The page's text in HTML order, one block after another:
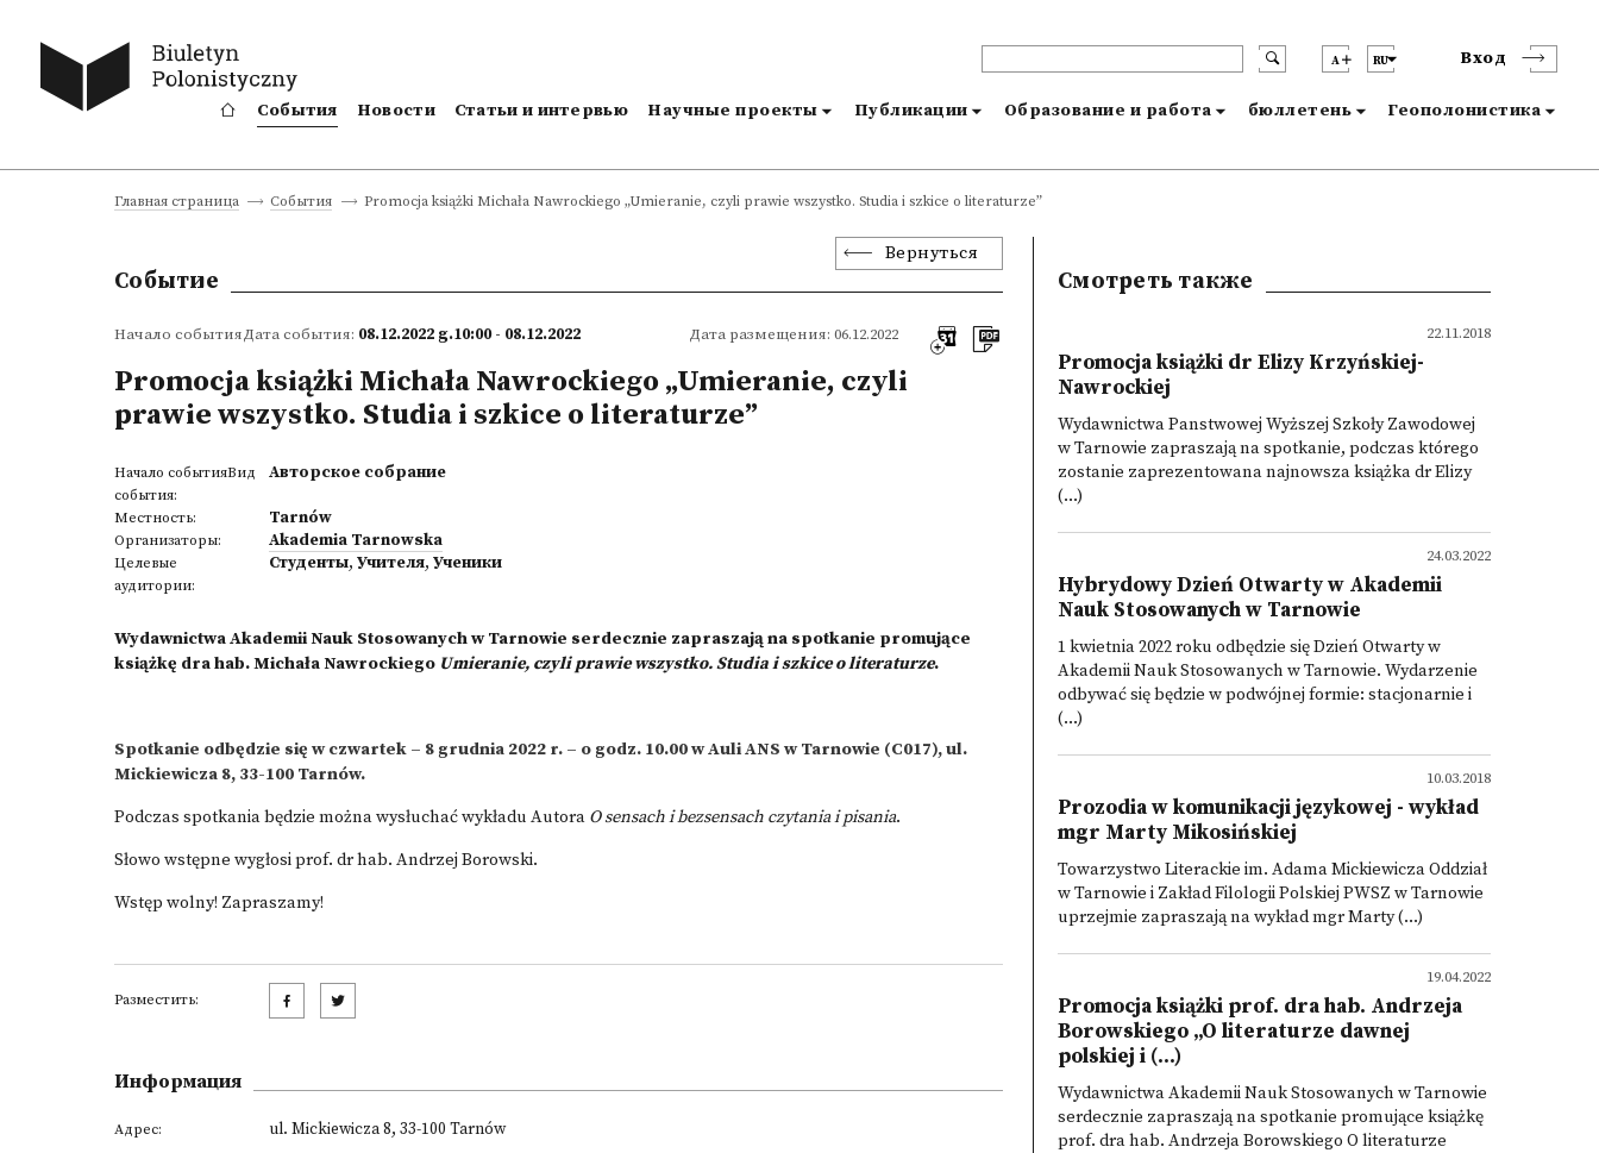
A RU Вход
События Новости Статьи и интервью Научные проекты Публикации Образование и работа бюллетень Геополонистика
Главная страница События Promocja książki Michała Nawrockiego „Umieranie, czyli prawie wszystko. Studia i szkice o literaturze”
Вернуться
Событие
Начало событияДата события: 08.12.2022 g.10:00 - 08.12.2022 Дата размещения: 06.12.2022
Promocja książki Michała Nawrockiego „Umieranie, czyli
prawie wszystko. Studia i szkice o literaturze”
Начало событияВид
события:
Авторское собрание
Местность: Tarnów
Организаторы: Akademia Tarnowska
Целевые
аудитории:
Студенты, Учителя, Ученики
Wydawnictwa Akademii Nauk Stosowanych w Tarnowie serdecznie zapraszają na spotkanie promujące
książkę dra hab. Michała Nawrockiego Umieranie, czyli prawie wszystko. Studia i szkice o literaturze.
Spotkanie odbędzie się w czwartek – 8 grudnia 2022 r. – o godz. 10.00 w Auli ANS w Tarnowie (C017), ul.
Mickiewicza 8, 33-100 Tarnów.
Podczas spotkania będzie można wysłuchać wykładu Autora O sensach i bezsensach czytania i pisania.
Słowo wstępne wygłosi prof. dr hab. Andrzej Borowski.
Wstęp wolny! Zapraszamy!
Разместить:
Информация
Адрес: ul. Mickiewicza 8, 33-100 Tarnów
Смотреть также
22.11.2018
Promocja książki dr Elizy Krzyńskiej-
Nawrockiej
Wydawnictwa Panstwowej Wyższej Szkoły Zawodowej
w Tarnowie zapraszają na spotkanie, podczas którego
zostanie zaprezentowana najnowsza książka dr Elizy
(...)
24.03.2022
Hybrydowy Dzień Otwarty w Akademii
Nauk Stosowanych w Tarnowie
1 kwietnia 2022 roku odbędzie się Dzień Otwarty w
Akademii Nauk Stosowanych w Tarnowie. Wydarzenie
odbywać się będzie w podwójnej formie: stacjonarnie i
(...)
10.03.2018
Prozodia w komunikacji językowej - wykład
mgr Marty Mikosińskiej
Towarzystwo Literackie im. Adama Mickiewicza Oddział
w Tarnowie i Zakład Filologii Polskiej PWSZ w Tarnowie
uprzejmie zapraszają na wykład mgr Marty (...)
19.04.2022
Promocja książki prof. dra hab. Andrzeja
Borowskiego „O literaturze dawnej
polskiej i (...)
Wydawnictwa Akademii Nauk Stosowanych w Tarnowie
serdecznie zapraszają na spotkanie promujące książkę
prof. dra hab. Andrzeja Borowskiego O literaturze